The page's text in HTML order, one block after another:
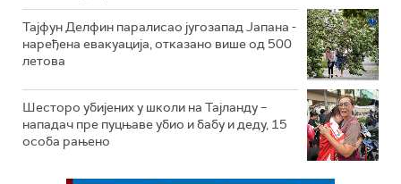
Тајфун Делфин паралисао југозапад Јапана -
наређена евакуација, отказано више од 500
летова
Шесторо убијених у школи на Тајланду –
нападач пре пуцњаве убио и бабу и деду, 15
особа рањено